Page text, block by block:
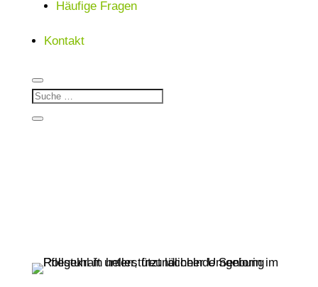
Häufige Fragen
Kontakt